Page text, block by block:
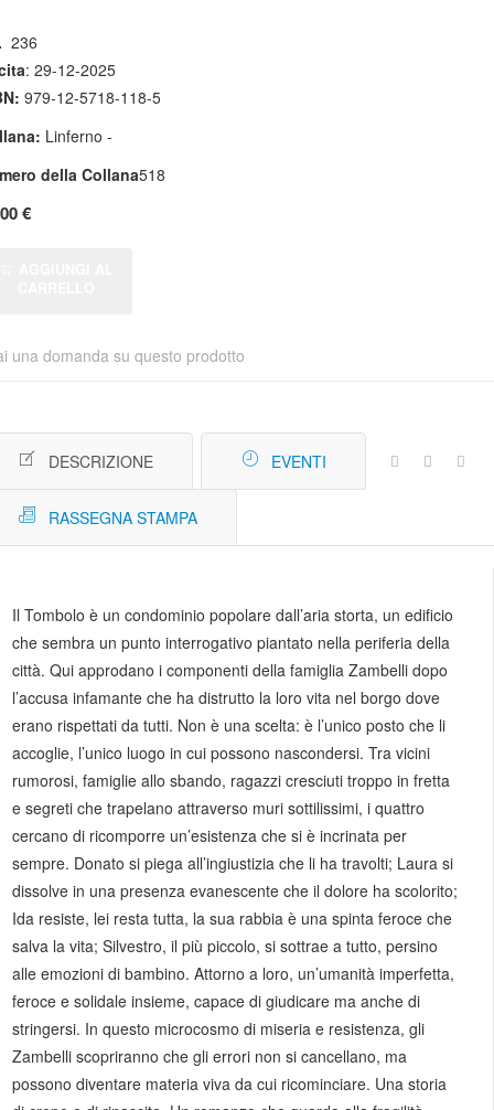
236
: 29-12-2025
979-12-5718-118-5
Linferno -
della Collana518
€
una domanda su questo prodotto
DESCRIZIONE EVENTI
RASSEGNA STAMPA
Il Tombolo è un condominio popolare dall’aria storta, un edificio
che sembra un punto interrogativo piantato nella periferia della
città. Qui approdano i componenti della famiglia Zambelli dopo
l’accusa infamante che ha distrutto la loro vita nel borgo dove
erano rispettati da tutti. Non è una scelta: è l’unico posto che li
accoglie, l’unico luogo in cui possono nascondersi. Tra vicini
rumorosi, famiglie allo sbando, ragazzi cresciuti troppo in fretta
e segreti che trapelano attraverso muri sottilissimi, i quattro
cercano di ricomporre un’esistenza che si è incrinata per
sempre. Donato si piega all’ingiustizia che li ha travolti; Laura si
dissolve in una presenza evanescente che il dolore ha scolorito;
Ida resiste, lei resta tutta, la sua rabbia è una spinta feroce che
salva la vita; Silvestro, il più piccolo, si sottrae a tutto, persino
alle emozioni di bambino. Attorno a loro, un’umanità imperfetta,
feroce e solidale insieme, capace di giudicare ma anche di
stringersi. In questo microcosmo di miseria e resistenza, gli
Zambelli scopriranno che gli errori non si cancellano, ma
possono diventare materia viva da cui ricominciare. Una storia